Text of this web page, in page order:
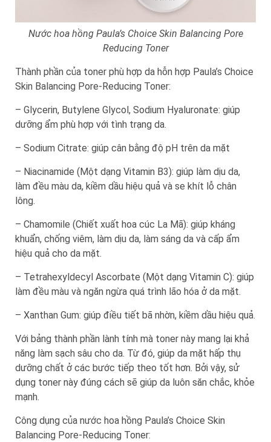
Nước hoa hồng Paula’s Choice Skin Balancing Pore
Reducing Toner
Thành phần của toner phù hợp da hỗn hợp Paula’s Choice
Skin Balancing Pore-Reducing Toner:
– Glycerin, Butylene Glycol, Sodium Hyaluronate: giúp
dưỡng ẩm phù hợp với tình trạng da.
– Sodium Citrate: giúp cân bằng độ pH trên da mặt
– Niacinamide (Một dạng Vitamin B3): giúp làm dịu da,
làm đều màu da, kiềm dầu hiệu quả và se khít lỗ chân
lông.
– Chamomile (Chiết xuất hoa cúc La Mã): giúp kháng
khuẩn, chống viêm, làm dịu da, làm sáng da và cấp ẩm
hiệu quả cho da mặt.
– Tetrahexyldecyl Ascorbate (Một dạng Vitamin C): giúp
làm đều màu và ngăn ngừa quá trình lão hóa ở da mặt.
– Xanthan Gum: giúp điều tiết bã nhờn, kiềm dầu hiệu quả.
Với bảng thành phần lành tính mà toner này mang lại khả
năng làm sạch sâu cho da. Từ đó, giúp da mặt hấp thụ
dưỡng chất ở các bước tiếp theo tốt hơn. Bởi vậy, sử
dụng toner này đúng cách sẽ giúp da luôn săn chắc, khỏe
mạnh.
Công dụng của nước hoa hồng Paula’s Choice Skin
Balancing Pore-Reducing Toner: